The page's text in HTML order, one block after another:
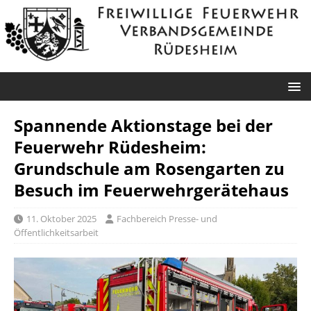
Spannende Aktionstage bei der
Feuerwehr Rüdesheim:
Grundschule am Rosengarten zu
Besuch im Feuerwehrgerätehaus
11. Oktober 2025
Fachbereich Presse- und
Öffentlichkeitsarbeit
Roxheim: Unklare
Rauchentwicklung
Sprendlingen: Überörtliche Hilfe bei
Industriebrand in Sprendlingen